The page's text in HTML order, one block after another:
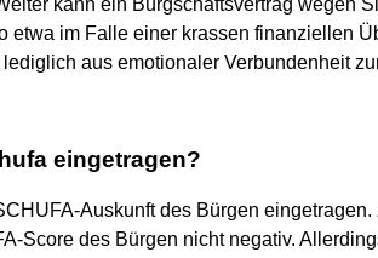
etwa im Falle einer krassen finanziellen
aus emotionaler Verbundenheit
eingetragen?
Auskunft des Bürgen eingetragen.
Score des Bürgen nicht negativ.